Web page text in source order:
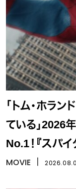
「トム・ホラ
ている」2026
No.1！『スパイ
イ』
MOVIE